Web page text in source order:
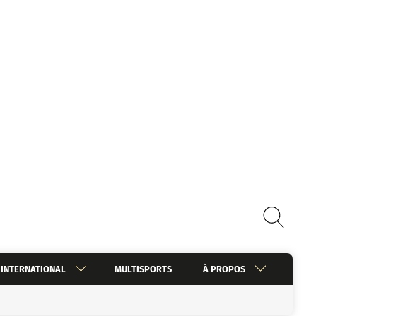
INTERNATIONAL MULTISPORTS À PROPOS